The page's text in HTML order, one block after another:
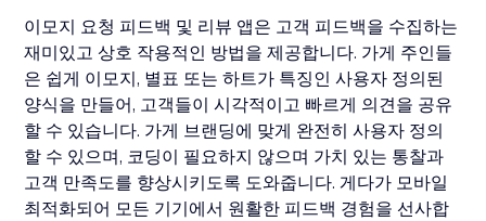
이모지 요청 피드백 및 리뷰 앱은 고객 피드백을 수집하는
재미있고 상호 작용적인 방법을 제공합니다. 가게 주인들
은 쉽게 이모지, 별표 또는 하트가 특징인 사용자 정의된
양식을 만들어, 고객들이 시각적이고 빠르게 의견을 공유
할 수 있습니다. 가게 브랜딩에 맞게 완전히 사용자 정의
할 수 있으며, 코딩이 필요하지 않으며 가치 있는 통찰과
고객 만족도를 향상시키도록 도와줍니다. 게다가 모바일
최적화되어 모든 기기에서 원활한 피드백 경험을 선사합